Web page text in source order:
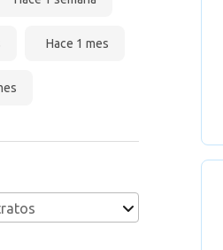
Hace 1 mes